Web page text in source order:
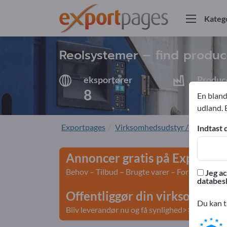
Reolsystemer – find
eksportører
8 8
Exportpages Virksomhedsudstyr /
Annoncer gratis på
Behov – Tilbud – Brugte varer –
Offentliggør din virksomhed
Bliv leverandør nu og få synlighed>>
En
udland.
Indtast
Jeg
Du kan